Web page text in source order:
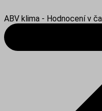
ABV klima - Hodnocení v